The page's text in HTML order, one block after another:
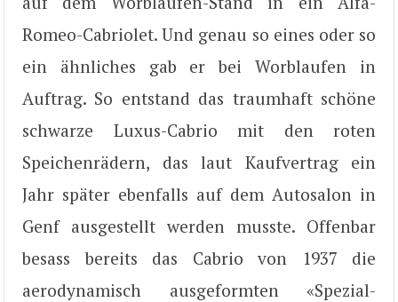
Romeo-Cabriolet. Und genau so eines oder so
ein ähnliches gab er bei Worblaufen in
Auftrag. So entstand das traumhaft schöne
schwarze Luxus-Cabrio mit den roten
Speichenrädern, das laut Kaufvertrag ein
Jahr später ebenfalls auf dem Autosalon in
Genf ausgestellt werden musste. Offenbar
besass bereits das Cabrio von 1937 die
aerodynamisch ausgeformten «Spezial-